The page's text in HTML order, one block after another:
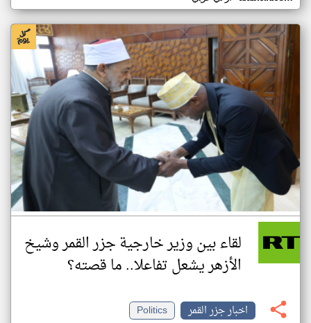
لقاء بين وزير خارجية جزر القمر وشيخ
الأزهر يشعل تفاعلا.. ما قصته؟
اخبار جزر القمر
Politics